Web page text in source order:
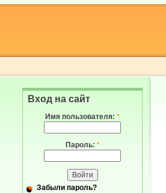
Вход на сайт
Имя пользователя: *
Пароль: *
Забыли пароль?